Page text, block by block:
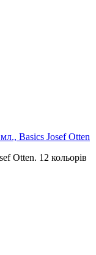
Basics Josef Otten
Otten. 12 кольорів